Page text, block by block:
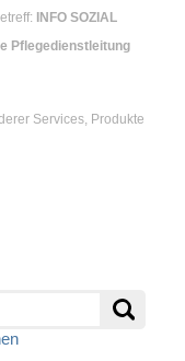
INFO SOZIAL
Pflegedienstleitung
Services, Produkte